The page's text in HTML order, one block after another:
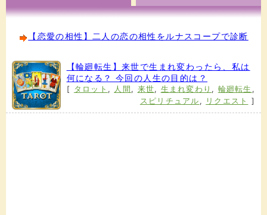
【恋愛の相性】二人の恋の相性をルナスコープで診断
【輪廻転生】来世で生まれ変わったら、私は
何になる？ 今回の人生の目的は？
[ タロット , 人間 , 来世, 生まれ変わり , 輪廻転生 ,
スピリチュアル , リクエスト ]